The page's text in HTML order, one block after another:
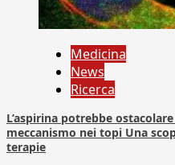
Medicina
News
Ricerca
L’aspirina potrebbe
meccanismo nei topi Una
terapie